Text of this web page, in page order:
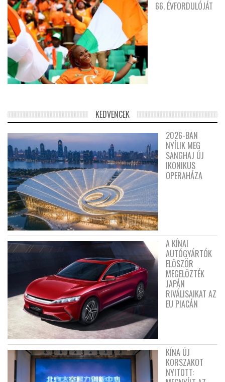
66. ÉVFORDULÓJÁT
KEDVENCEK
2026-BAN
NYÍLIK MEG
SANGHAJ ÚJ
IKONIKUS
OPERAHÁZA
A KÍNAI
AUTÓGYÁRTÓK
ELŐSZÖR
MEGELŐZTÉK
JAPÁN
RIVÁLISAIKAT AZ
EU PIACÁN
KÍNA ÚJ
KORSZAKOT
NYITOTT: